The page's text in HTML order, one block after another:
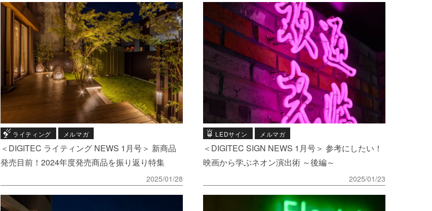
ライティング メルマガ
＜DIGITEC ライティング NEWS 1月号＞ 新商品
発売目前！2024年度発売商品を振り返り特集
2025/01/28
LEDサイン メルマガ
＜DIGITEC SIGN NEWS 1月号＞ 参考にしたい！
映画から学ぶネオン演出術 ～後編～
2025/01/23